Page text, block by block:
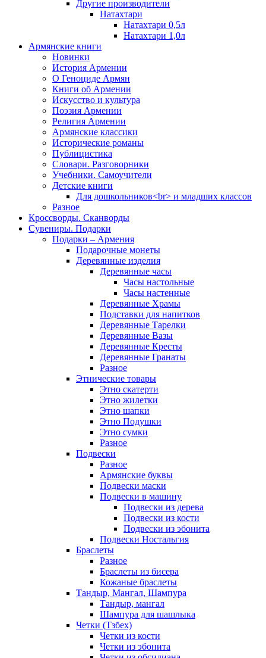
Другие производители
Натахтари
Натахтари 0,5л
Натахтари 1,0л
Армянские книги
Новинки
История Армении
О Геноциде Армян
Книги об Армении
Иcкусство и культура
Поэзия Армении
Религия Армении
Армянские классики
Исторические романы
Публицистика
Словари. Разговорники
Учебники. Самоучители
Детские книги
Для дошкольников<br> и младших классов
Разное
Кроссворды. Сканворды
Сувениры. Подарки
Подарки – Армения
Подарочные монеты
Деревянные изделия
Деревянные часы
Часы настольные
Часы настенные
Деревянные Храмы
Подставки для напитков
Деревянные Тарелки
Деревянные Вазы
Деревянные Кресты
Деревянные Гранаты
Разное
Этнические товары
Этно скатерти
Этно жилетки
Этно шапки
Этно Подушки
Этно сумки
Разное
Подвески
Разное
Армянские буквы
Подвески маски
Подвески в машину
Подвески из дерева
Подвески из кости
Подвески из эбонита
Подвески Ностальгия
Браслеты
Разное
Браслеты из бисера
Кожаные браслеты
Тандыр, Мангал, Шампура
Тандыр, мангал
Шампура для шашлыка
Четки (Тзбех)
Четки из кости
Четки из эбонита